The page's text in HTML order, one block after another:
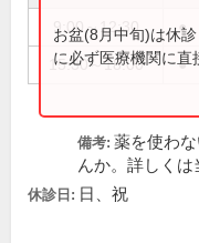
9:00～12:30 ●
15:30～18:00 ●
お盆(8月中旬)は休
に必ず医療機関に直
備考: 薬を使わ
んか。詳しくは
休診日: 日、祝